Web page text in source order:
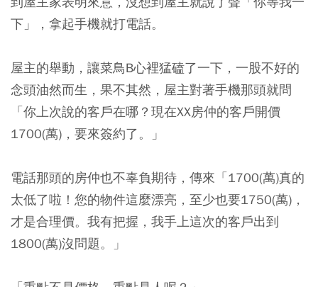
下」，拿起手機就打電話。
屋主的舉動，讓菜鳥B心裡猛磕了一下，一股不好的
念頭油然而生，果不其然，屋主對著手機那頭就問
「你上次說的客戶在哪？現在XX房仲的客戶開價
1700(萬)，要來簽約了。」
電話那頭的房仲也不辜負期待，傳來「1700(萬)真的
太低了啦！您的物件這麼漂亮，至少也要1750(萬)，
才是合理價。我有把握，我手上這次的客戶出到
1800(萬)沒問題。」